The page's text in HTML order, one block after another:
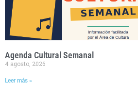
Agenda Cultural Semanal
4 agosto, 2026
Leer más »